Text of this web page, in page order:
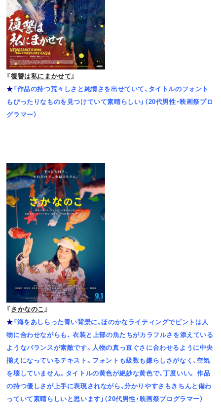
『復讐は私にまかせて』
★「作品の持つ荒々しさと純情さを出せていて、タイトルのフォント
もぴったりなものを見つけていて素晴らしい」（20代男性・映画祭プロ
グラマー）
『さかなのこ 』
★「海をあしらった青い背景に、ほのかなライティングでピントは人
物に合わせながらも、 衣装と上部の魚たちがカラフルさを添えている
ようなバランスが素敵です。人物の真っ直ぐさに合わせるように中央
揃えになっているテキスト。フォントも級数も嫌らしさがなく、空気
を壊していません。タイトルの黄色が絶妙な黄色で、丁度いい。 作品
の持つ優しさが上手に表現されながら、分かりやすさもきちんと備わ
っていて素晴らしいと思います」（20代男性・映画祭プログラマー）